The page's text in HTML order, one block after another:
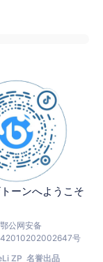
ーンへようこそ
ZP 名誉出品
鄂公网安备
42010202002647号